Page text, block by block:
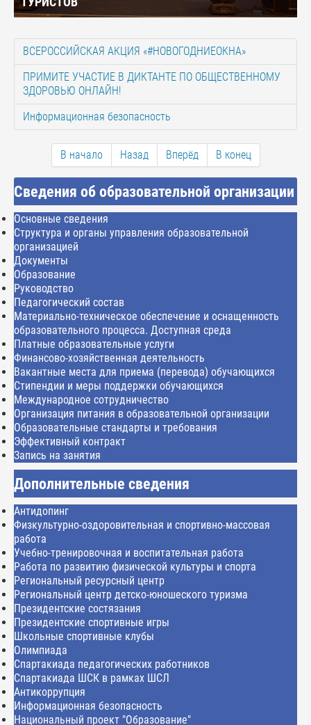
ВСЕРОССИЙСКАЯ АКЦИЯ «#НОВОГОДНИЕОКНА»
ПРИМИТЕ УЧАСТИЕ В ДИКТАНТЕ ПО ОБЩЕСТВЕННОМУ
ЗДОРОВЬЮ ОНЛАЙН!
Информационная безопасность
В начало Назад Вперёд В конец
Сведения об образовательной организации
Основные сведения
Структура и органы управления образовательной
организацией
Документы
Образование
Руководство
Педагогический состав
Материально-техническое обеспечение и оснащенность
образовательного процесса. Доступная среда
Платные образовательные услуги
Финансово-хозяйственная деятельность
Вакантные места для приема (перевода) обучающихся
Стипендии и меры поддержки обучающихся
Международное сотрудничество
Организация питания в образовательной организации
Образовательные стандарты и требования
Эффективный контракт
Запись на занятия
Дополнительные сведения
Антидопинг
Физкультурно-оздоровительная и спортивно-массовая
работа
Учебно-тренировочная и воспитательная работа
Работа по развитию физической культуры и спорта
Региональный ресурсный центр
Региональный центр детско-юношеского туризма
Президентские состязания
Президентские спортивные игры
Школьные спортивные клубы
Олимпиада
Спартакиада педагогических работников
Спартакиада ШСК в рамках ШСЛ
Антикоррупция
Информационная безопасность
Национальный проект "Образование"